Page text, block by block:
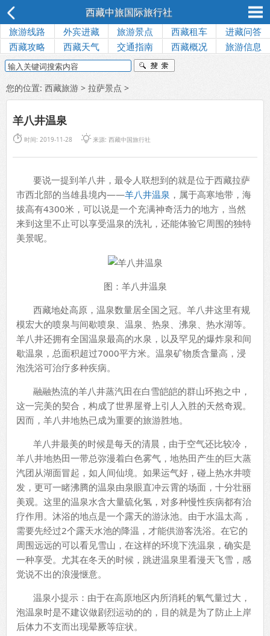
西藏中旅国际旅行社
旅游线路 外宾进藏 旅游景点 西藏租车
进藏问答
西藏攻略
西藏天气 交通指南 西藏概况 旅游信息
您的位置: 西藏旅游 > 拉萨景点 >
羊八井温泉
 时间: 2019-11-28 来源: 西藏中国旅行社
要说一提到羊八井，最令人联想到的就是位于西藏拉萨
市西北部的当雄县境内——羊八井温泉 ，属于高寒地带，海
拔高有4300米，可以说是一个充满神奇活力的地方，当然
来到这里不止可以享受温泉的洗礼，还能体验它周围的独特
美景呢。
图：羊八井温泉
西藏地处高原，温泉数量居全国之冠。羊八井这里有规
模宏大的喷泉与间歇喷泉、温泉、热泉、沸泉、热水湖等。
羊八井还拥有全国温泉最高的水泉，以及罕见的爆炸泉和间
歇温泉，总面积超过7000平方米。温泉矿物质含量高，浸
泡洗浴可治疗多种疾病。
融融热流的羊八井蒸汽田在白雪皑皑的群山环抱之中，
这一完美的契合，构成了世界屋脊上引人入胜的天然奇观。
因而，羊八井地热已成为重要的旅游胜地。
羊八井最美的时候是每天的清晨，由于空气还比较冷，
羊八井地热田一带总弥漫着白色雾气，地热田产生的巨大蒸
汽团从湖面冒起，如人间仙境。如果运气好，碰上热水井喷
发，更可一睹沸腾的温泉由泉眼直冲云霄的场面，十分壮丽
美观。这里的温泉水含大量硫化氢，对多种慢性疾病都有治
疗作用。沐浴的地点是一个露天的游泳池。由于水温太高，
需要先经过2个露天水池的降温，才能供游客洗浴。在它的
周围远远的可以看见雪山，在这样的环境下洗温泉，确实是
一种享受。尤其在冬天的时候，跳进温泉里看漫天飞雪，感
觉说不出的浪漫惬意。
温泉小提示：由于在高原地区内所消耗的氧气量过大，
泡温泉时是不建议做剧烈运动的的，目的就是为了防止上岸
后体力不支而出现晕厥等症状。